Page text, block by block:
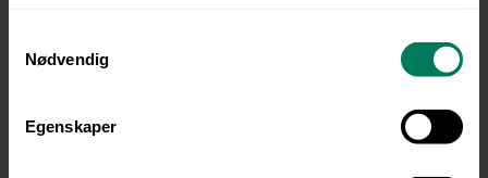
Nødvendig
Egenskaper